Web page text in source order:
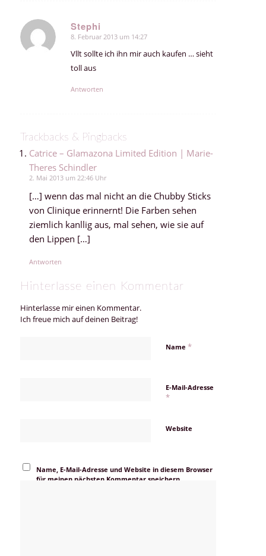
Stephi
sagte:
8. Februar 2013 um 14:27
Vllt sollte ich ihn mir auch kaufen … sieht
toll aus
Antworten
Trackbacks & Pingbacks
Catrice – Glamazona Limited Edition | Marie-
Theres Schindler
2. Mai 2013 um 22:46 Uhr
[…] wenn das mal nicht an die Chubby Sticks
von Clinique erinnernt! Die Farben sehen
ziemlich kanllig aus, mal sehen, wie sie auf
den Lippen […]
Antworten
Hinterlasse einen Kommentar
Hinterlasse mir einen Kommentar.
Ich freue mich auf deinen Beitrag!
Name *
E-Mail-Adresse
*
Website
Name, E-Mail-Adresse und Website in diesem Browser
für meinen nächsten Kommentar speichern.